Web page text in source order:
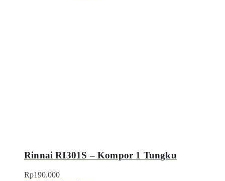
Rinnai RI301S – Kompor 1 Tungku
Rp190.000